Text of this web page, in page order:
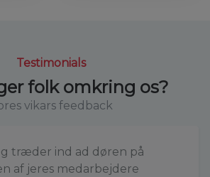
Testimonials
folk omkring os?
vikars feedback
træder ind ad døren på
af jeres medarbejdere